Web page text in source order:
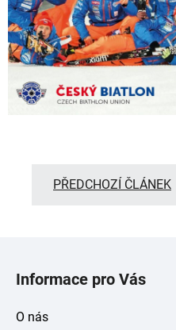
PŘEDCHOZÍ ČLÁNEK
Informace pro Vás
O nás